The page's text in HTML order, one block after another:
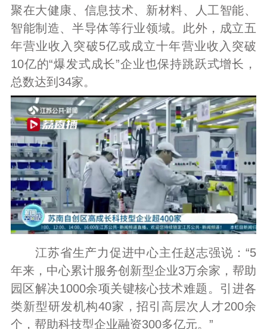
聚在大健康、信息技术、新材料、人工智能、
智能制造、半导体等行业领域。此外，成立五
年营业收入突破5亿或成立十年营业收入突破
10亿的“爆发式成长”企业也保持跳跃式增长，
总数达到34家。
江苏省生产力促进中心主任赵志强说：“5
年来，中心累计服务创新型企业3万余家，帮助
园区解决1000余项关键核心技术难题。引进各
类新型研发机构40家，招引高层次人才200余
个，帮助科技型企业融资300多亿元。”